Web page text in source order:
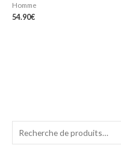
e
Homme
54.90€